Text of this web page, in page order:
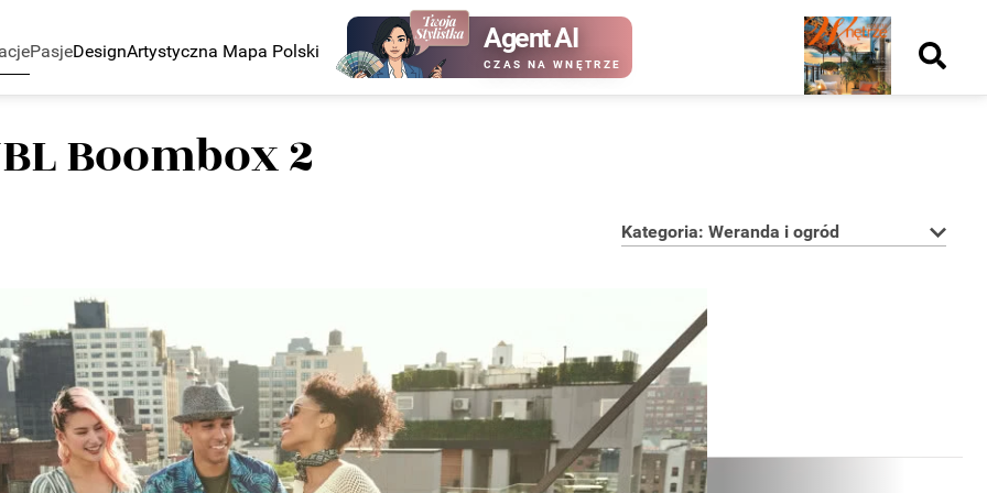
PasjeDesignArtystyczna Mapa Polski Agent AI
CZAS NA WNĘTRZE
Nowy
numer
kup ten
Boombox 2
Kategoria: Weranda i ogród